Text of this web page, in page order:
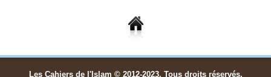
Les Cahiers de l'Islam © 2012-2023. Tous droits réservés.